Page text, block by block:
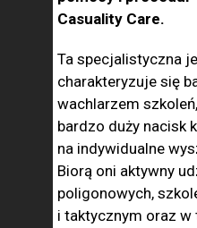
Casuality Care.
Ta specjalistyczna
charakteryzuje się
wachlarzem
bardzo duży nacisk
na indywidualne
Biorą oni aktywny
poligonowych,
i taktycznym oraz w